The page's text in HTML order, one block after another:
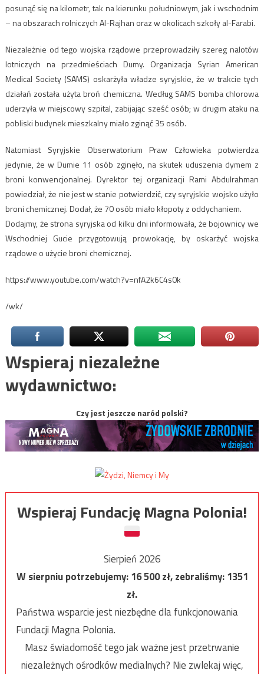
posunąć się na kilometr, tak na kierunku południowym, jak i wschodnim
– na obszarach rolniczych Al-Rajhan oraz w okolicach szkoły al-Farabi.
Niezależnie od tego wojska rządowe przeprowadziły szereg nalotów
lotniczych na przedmieściach Dumy. Organizacja Syrian American
Medical Society (SAMS) oskarżyła władze syryjskie, że w trakcie tych
działań została użyta broń chemiczna. Według SAMS bomba chlorowa
uderzyła w miejscowy szpital, zabijając sześć osób; w drugim ataku na
pobliski budynek mieszkalny miało zginąć 35 osób.
Natomiast Syryjskie Obserwatorium Praw Człowieka potwierdza
jedynie, że w Dumie 11 osób zginęło, na skutek uduszenia dymem z
broni konwencjonalnej. Dyrektor tej organizacji Rami Abdulrahman
powiedział, że nie jest w stanie potwierdzić, czy syryjskie wojsko użyło
broni chemicznej. Dodał, że 70 osób miało kłopoty z oddychaniem.
Dodajmy, że strona syryjska od kilku dni informowała, że bojownicy we
Wschodniej Gucie przygotowują prowokację, by oskarżyć wojska
rządowe o użycie broni chemicznej.
https://www.youtube.com/watch?v=nfA2k6C4s0k
/wk/
Wspieraj niezależne
wydawnictwo:
Czy jest jeszcze naród polski?
Wspieraj Fundację Magna Polonia!
Sierpień 2026
W sierpniu potrzebujemy:16 500zł, zebraliśmy:1351
zł.
Państwa wsparcie jest niezbędne dla funkcjonowania
Fundacji Magna Polonia.
Masz świadomość tego jak ważne jest przetrwanie
niezależnych ośrodków medialnych? Nie zwlekaj więc,